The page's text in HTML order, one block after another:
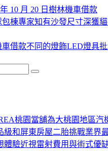
10 月 20 日 類
樹林機車借款
包棟專家知有沙發尺寸深獲
車借款不同的燈飾LED燈具
桃園當舖為大桃園地區汽
級和屏東房屋二胎挑戰業界
體驗近視雷射費用與術式優